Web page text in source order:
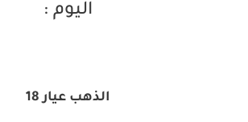
اليوم :
الذهب عيار 18